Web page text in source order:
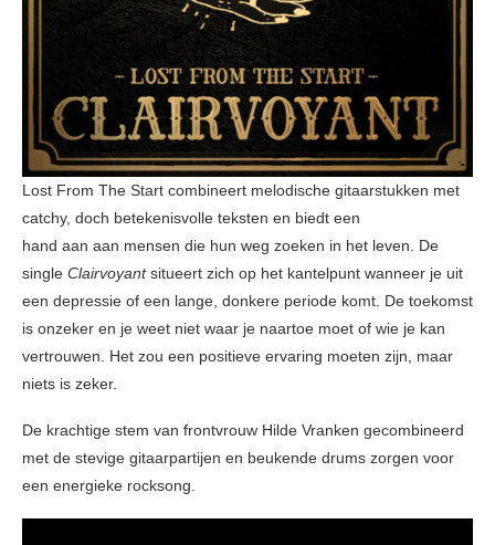
Lost From The Start combineert melodische gitaarstukken met
catchy, doch betekenisvolle teksten en biedt een
hand aan aan mensen die hun weg zoeken in het leven. De
single Clairvoyantsitueert zich op het kantelpunt wanneer je uit
een depressie of een lange, donkere periode komt. De toekomst
is onzeker en je weet niet waar je naartoe moet of wie je kan
vertrouwen. Het zou een positieve ervaring moeten zijn, maar
niets is zeker.
De krachtige stem van frontvrouw Hilde Vranken gecombineerd
met de stevige gitaarpartijen en beukende drums zorgen voor
een energieke rocksong.